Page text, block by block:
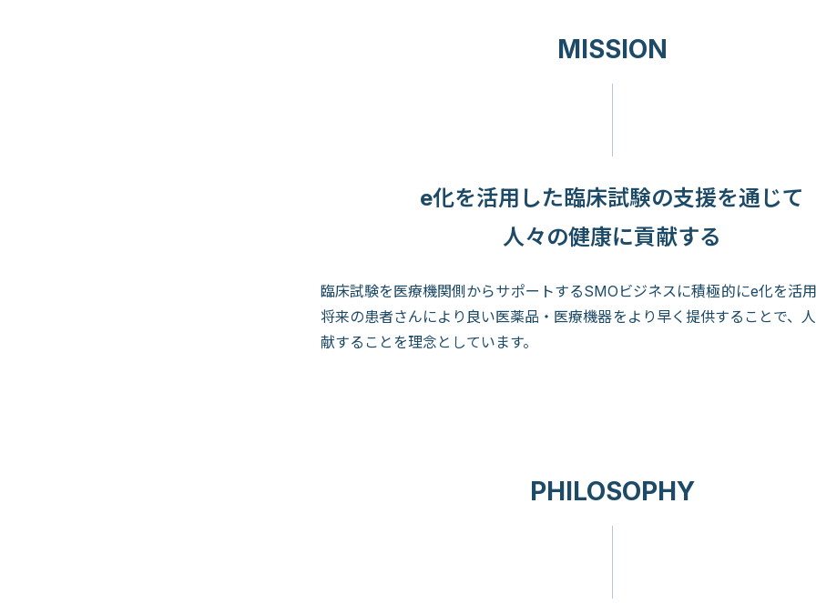
MISSION
e化を活用した 臨床試験の支援を通じて
人々の健康に貢献する
臨床試験を医療機関側からサポートするSMOビジネスに積極的にe化を活用
将来の患者さんにより良い医薬品・医療機器をより早く提供することで、
献することを理念としています。
PHILOSOPHY